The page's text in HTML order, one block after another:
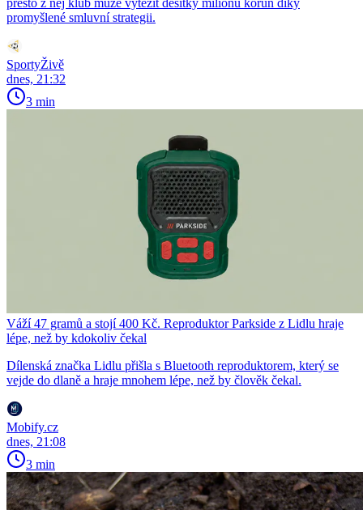
přesto z něj klub může vytěžit desítky milionů korun díky
promyšlené smluvní strategii.
SportyŽivě
dnes, 21:32
3 min
Váží 47 gramů a stojí 400 Kč. Reproduktor Parkside z Lidlu hraje
lépe, než by kdokoliv čekal
Dílenská značka Lidlu přišla s Bluetooth reproduktorem, který se
vejde do dlaně a hraje mnohem lépe, než by člověk čekal.
Mobify.cz
dnes, 21:08
3 min